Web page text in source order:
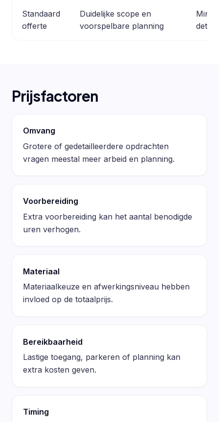
Standaard
offerte
Duidelijke scope en
voorspelbare planning
Prijsfactoren
Omvang
Grotere of gedetailleerdere opdrachten
vragen meestal meer arbeid en planning.
Voorbereiding
Extra voorbereiding kan het aantal benodigde
uren verhogen.
Materiaal
Materiaalkeuze en afwerkingsniveau hebben
invloed op de totaalprijs.
Bereikbaarheid
Lastige toegang, parkeren of planning kan
extra kosten geven.
Timing